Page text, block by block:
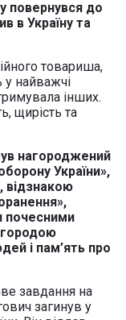
повернувся до
в Україну та
товариша,
у найважчі
інших.
щирість та
нагороджений
України»,
відзнакою
почесними
і пам’ять про
завдання на
загинув у